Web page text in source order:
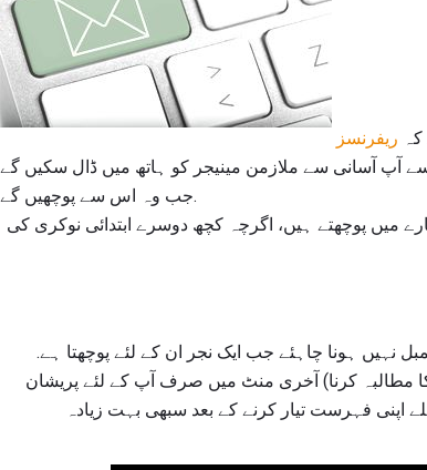
ریفرنسز
آپ آسانی سے ملازمن مینیجر کو ہاتھ میں ڈال سکیں گے
جب وہ اس سے پوچھیں گے.
میں پوچھتے ہیں، اگرچہ کچھ دوسرے ابتدائی نوکری کی
نہیں ہونا چاہئے جب ایک نجر ان کے لئے پوچھتا ہے.
کرنا) آخری منٹ میں صرف آپ کے لئے پریشان
فہرست تیار کرنے کے بعد سبھی بہت زیادہ